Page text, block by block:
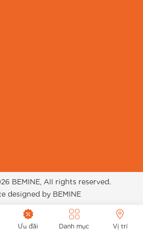
Ưu đãi Danh mục Vị trí
BEMINE, All rights reserved.
designed by BEMINE